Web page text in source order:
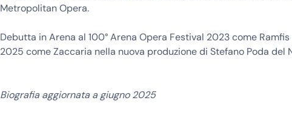
Metropolitan Opera.
Debutta in Arena al 100° Arena Opera Festival 2023 come
2025 come Zaccaria nella nuova produzione di Stefano Poda del
Biografia aggiornata a giugno 2025